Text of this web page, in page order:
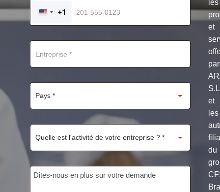
UNITED
STATES
+1
les
et
par
et
les
du